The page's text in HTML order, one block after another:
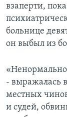
взаперти,
больнице
он выбыл из
- выражалась
местных
и судей,